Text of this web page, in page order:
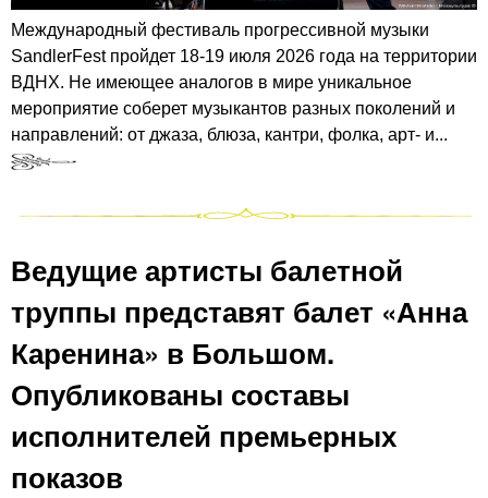
Международный фестиваль прогрессивной музыки
SandlerFest пройдет 18-19 июля 2026 года на территории
ВДНХ. Не имеющее аналогов в мире уникальное
мероприятие соберет музыкантов разных поколений и
направлений: от джаза, блюза, кантри, фолка, арт- и...
Ведущие артисты балетной
труппы представят балет «Анна
Каренина» в Большом.
Опубликованы составы
исполнителей премьерных
показов